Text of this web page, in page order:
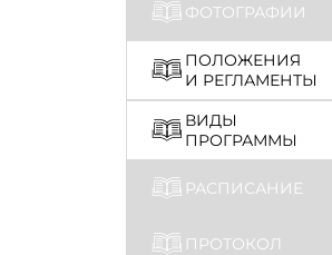
ФОТОГРАФИИ
ПОЛОЖЕНИЯ
И РЕГЛАМЕНТЫ
ВИДЫ
ПРОГРАММЫ
РАСПИСАНИЕ
ПРОТОКОЛ